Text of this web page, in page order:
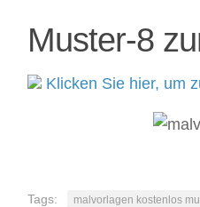
Muster-8
Klicken Sie hier, um
Tags: malvorlagen kostenlos